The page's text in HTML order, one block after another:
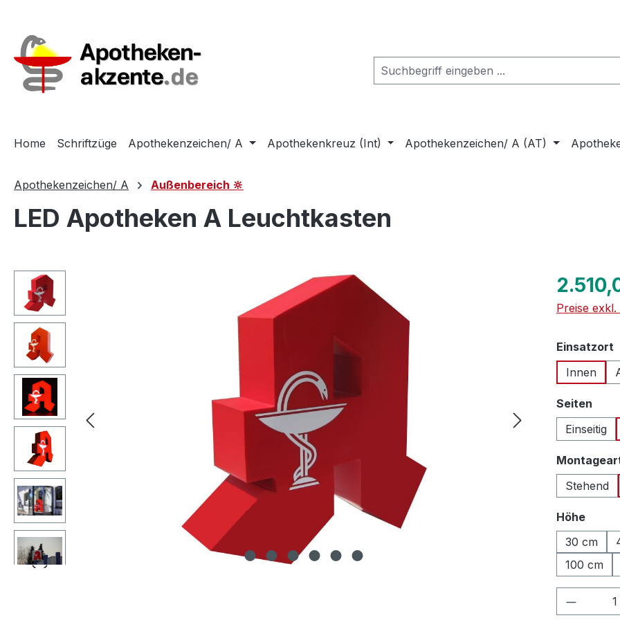
Home Schriftzüge Apothekenzeichen/ A Apothekenkreuz (Int) Apothekenzeichen/ A (AT)
Apothekenzeichen/ A Außenbereich 🔆
LED Apotheken A Leuchtkasten
Bildergalerie überspringen Regulärer
Preise
Einsatzort
Innen
Seiten
Einseitig
Stehend
Höhe
30 cm
100 cm